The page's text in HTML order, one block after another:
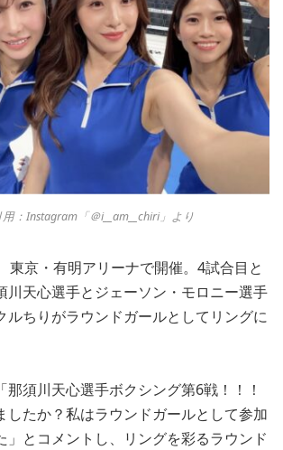
：Instagram「＠i__am__chiri」より
東京・有明アリーナで開催。4試合目と
川天心選手とジェーソン・モロニー選手
ルちりがラウンドガールとしてリングに
那須川天心選手ボクシング第6戦！！！
したか？私はラウンドガールとして参加
」とコメントし、リングを彩るラウンド